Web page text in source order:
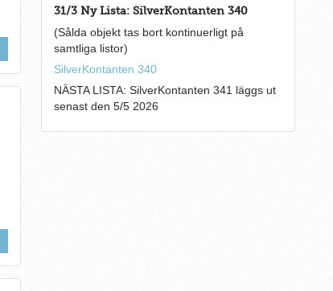
31/3 Ny Lista: SilverKontanten 340
(Sålda objekt tas bort kontinuerligt på
samtliga listor)
SilverKontanten 340
NÄSTA LISTA: SilverKontanten 341 läggs ut
senast den 5/5 2026